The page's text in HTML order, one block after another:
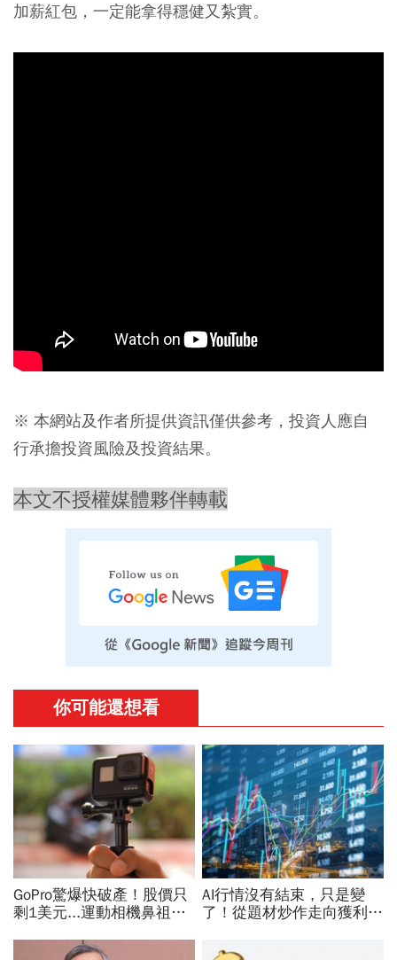
加薪紅包，一定能拿得穩健又紮實。
※ 本網站及作者所提供資訊僅供參考，投資人應自
行承擔投資風險及投資結果。
本文不授權媒體夥伴轉載